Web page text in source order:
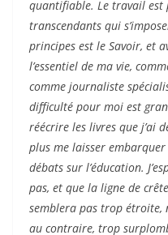
quantifiable. Le travail est
transcendants qui
principes est le Savoir, et
l’essentiel de ma vie,
comme journaliste
difficulté pour moi est
réécrire les livres que j’ai
plus me laisser
débats sur l’éducation.
pas, et que la ligne de
semblera pas trop étroite,
au contraire, trop